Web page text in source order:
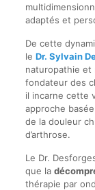
adaptés et
De cette
le Dr. Sylvain
naturopathie et
fondateur des
il incarne cette
approche
de la douleur
d’arthrose.
Le Dr.
que la
thérapie par